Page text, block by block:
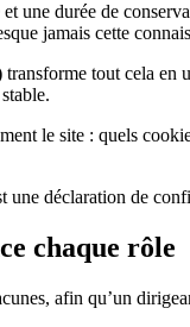
une durée de
jamais cette
transforme tout cela en
le site : quels
une déclaration de
chaque rôle
afin qu’un